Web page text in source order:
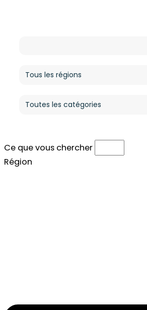
Ce que vous chercher
Région